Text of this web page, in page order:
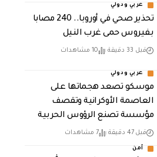
عربي ودولي
تحذير صحي في أوروبا.. 240 مصابا
بفيروس حمى غرب النيل
قبل 33 دقيقة 10 مشاهدات
عربي ودولي
موسكو تصعد هجماتها على
العاصمة الأوكرانية وتقصف
مؤسسة تصنع الرؤوس الحربية
قبل 47 دقيقة 7 مشاهدات
أمن